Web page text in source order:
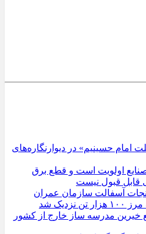
امام حسینیم» در دیوارنگاره‌های
اولویت است و قطع برق
قبول نیست
آسفالت سازمان عمران
شد
مدرسه ‌ساز خارج از کشور